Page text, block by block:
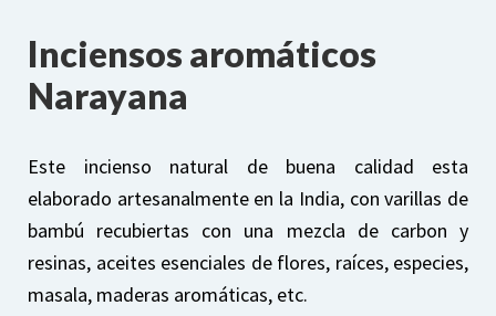
Inciensos aromáticos
Narayana
Este incienso natural de buena calidad esta
elaborado artesanalmente en la India, con varillas de
bambú recubiertas con una mezcla de carbon y
resinas, aceites esenciales de flores, raíces, especies,
masala, maderas aromáticas, etc.